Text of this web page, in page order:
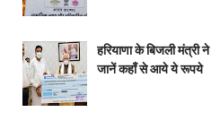
हरियाणा के बिजली मंत्री
जानें कहाँ से आये ये रूपये